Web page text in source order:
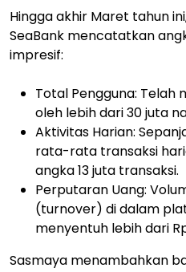
Hingga akhir Maret tahun
SeaBank mencatatkan
impresif:
Total Pengguna: Telah
oleh lebih dari30 juta
Aktivitas Harian:
rata-rata transaksi
angka13 juta transaksi.
Perputaran Uang:
(turnover) di dalam
menyentuh lebih dari
Sasmaya menambahkan